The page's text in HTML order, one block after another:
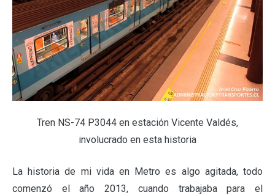
Tren NS-74 P3044 en estación Vicente Valdés,
involucrado en esta historia
La historia de mi vida en Metro es algo agitada, todo
comenzó el año 2013, cuando trabajaba para el